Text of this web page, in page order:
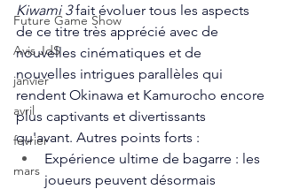
Future Game Show
Avis JdS
janvier
avril
fevrier
mars
Kiwami 3 fait évoluer tous les aspects
de ce titre très apprécié avec de
nouvelles cinématiques et de
nouvelles intrigues parallèles qui
rendent Okinawa et Kamurocho encore
plus captivants et divertissants
qu'avant. Autres points forts :
Expérience ultime de bagarre : les
joueurs peuvent désormais